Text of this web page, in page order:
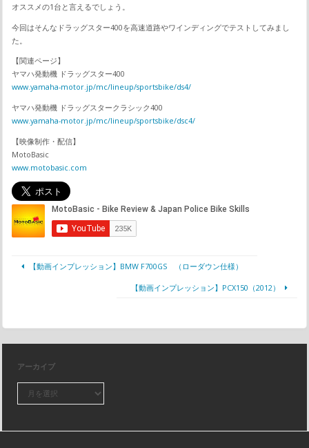
オススメの1台と言えるでしょう。
今回はそんなドラッグスター400を高速道路やワインディングでテストしてみまし
た。
【関連ページ】
ヤマハ発動機 ドラッグスター400
www.yamaha-motor.jp/mc/lineup/sportsbike/ds4/
ヤマハ発動機 ドラッグスタークラシック400
www.yamaha-motor.jp/mc/lineup/sportsbike/dsc4/
【映像制作・配信】
MotoBasic
www.motobasic.com
【動画インプレッション】BMW F700GS （ローダウン仕様）
【動画インプレッション】PCX150（2012）
アーカイブ